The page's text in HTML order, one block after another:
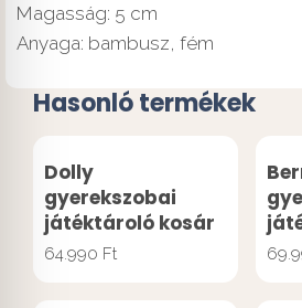
Magasság: 5 cm
Anyaga: bambusz, fém
Hasonló termékek
Dolly
gyerekszobai
játéktároló kosár
64.990 Ft